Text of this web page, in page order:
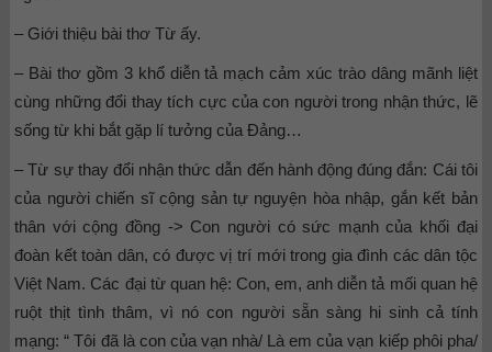
– Giới thiệu bài thơ Từ ấy.
– Bài thơ gồm 3 khổ diễn tả mạch cảm xúc trào dâng mãnh liệt
cùng những đổi thay tích cực của con người trong nhận thức, lẽ
sống từ khi bắt gặp lí tưởng của Đảng…
– Từ sự thay đổi nhận thức dẫn đến hành động đúng đắn: Cái tôi
của người chiến sĩ cộng sản tự nguyện hòa nhập, gắn kết bản
thân với cộng đồng -> Con người có sức mạnh của khối đại
đoàn kết toàn dân, có được vị trí mới trong gia đình các dân tộc
Việt Nam. Các đại từ quan hệ: Con, em, anh diễn tả mối quan hệ
ruột thịt tình thâm, vì nó con người sẵn sàng hi sinh cả tính
mạng: “ Tôi đã là con của vạn nhà/ Là em của vạn kiếp phôi pha/